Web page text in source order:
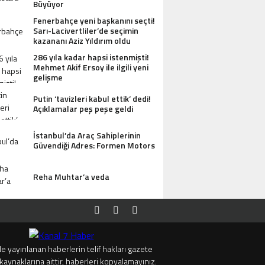
Büyüyor
Fenerbahçe yeni başkanını seçti!
Sarı-Lacivertliler’de seçimin
kazananı Aziz Yıldırım oldu
286 yıla kadar hapsi istenmişti!
Mehmet Akif Ersoy ile ilgili yeni
gelişme
Putin ‘tavizleri kabul ettik’ dedi!
Açıklamalar peş peşe geldi
İstanbul’da Araç Sahiplerinin
Güvendiği Adres: Formen Motors
Reha Muhtar’a veda
yayınlanan haberlerin telif hakları gazete
aittir, haberleri kopyalamayınız.